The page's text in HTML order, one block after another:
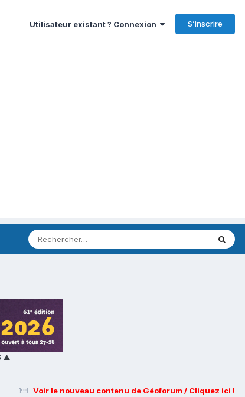
Utilisateur existant ? Connexion S’inscrire
▲
Voir le nouveau contenu de Géoforum / Cliquez ici !